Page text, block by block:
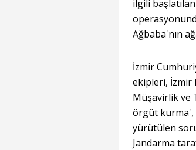
ilgili
Ağbaba'nın
İzmir
ekipleri, İzmir
Müşavirlik ve
örgüt kurma',
yürütülen
Jandarma